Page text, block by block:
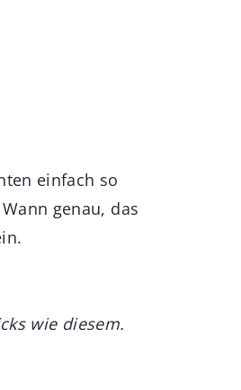
einfach so
genau, das
wie diesem.